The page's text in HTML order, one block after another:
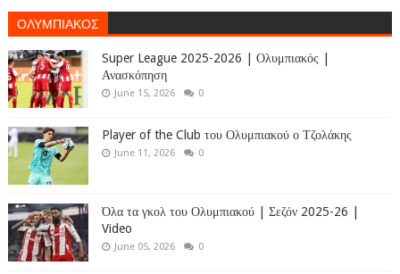
ΟΛΥΜΠΙΑΚΟΣ
Super League 2025-2026 | Ολυμπιακός |
Ανασκόπηση
June 15, 2026 0
Player of the Club του Ολυμπιακού ο Τζολάκης
June 11, 2026 0
Όλα τα γκολ του Ολυμπιακού | Σεζόν 2025-26 |
Video
June 05, 2026 0